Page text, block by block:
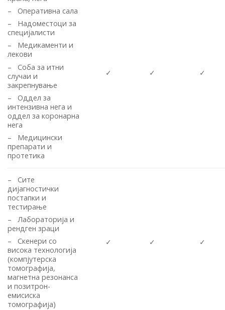
– Оперативна сала
– Надоместоци за
специјалисти
– Медикаменти и
лекови
– Соба за итни
случаи и
закрепнување
– Оддел за
интензивна нега и
оддел за коронарна
нега
– Медицински
препарати и
протетика
✓ ✓ ✓
– Сите
дијагностички
постапки и
тестирање
– Лабораторија и
рендген зраци
– Скенери со
висока технологија
(компјутерска
томографија,
магнетна резонанса
и позитрон-
емисиска
томографија)
✓ ✓ ✓